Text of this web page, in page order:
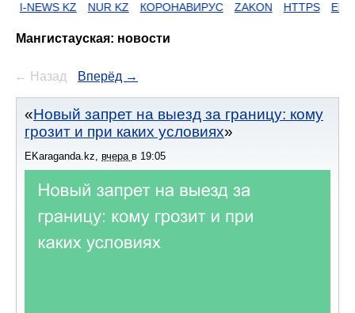
KZ NUR KZ КОРОНАВИРУС ZAKON HTTPS ЕГОВ
Мангистауская: новости
← Назад Вперёд →
Новый запрет на выезд за границу: кому
грозит и при каких условиях
EKaraganda.kz, вчера в 19:05